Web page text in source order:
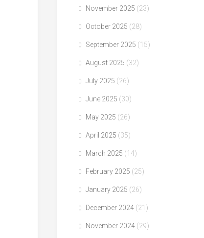
November 2025 (23)
October 2025 (28)
September 2025 (15)
August 2025 (32)
July 2025 (26)
June 2025 (30)
May 2025 (26)
April 2025 (35)
March 2025 (14)
February 2025 (25)
January 2025 (26)
December 2024 (21)
November 2024 (29)